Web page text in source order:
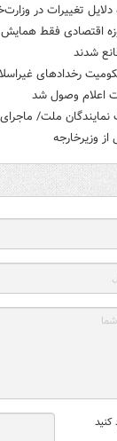
تغییرات در
اقتصادی فقط همایش
شدند
رخدادهای
اعلام وصول شد
نمایندگان ملت/
وزیرخارجه